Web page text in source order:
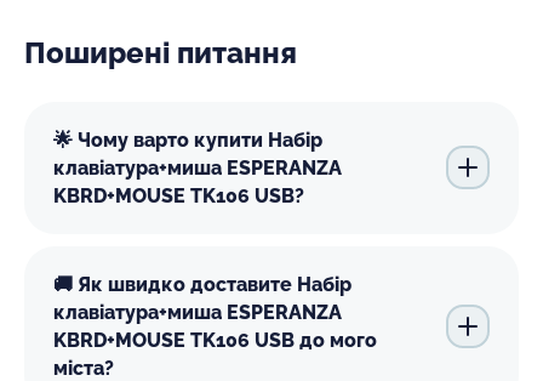
Поширені питання
🌟 Чому варто купити Набір
клавіатура+миша ESPERANZA
KBRD+MOUSE TK106 USB?
🚚 Як швидко доставите Набір
клавіатура+миша ESPERANZA
KBRD+MOUSE TK106 USB до мого
міста?